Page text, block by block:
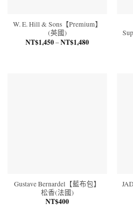
W. E. Hill & Sons【Premium】
(英國)
NT$1,450–NT$1,480價
Gustave Bernardel【藍布包】
松香(法國)
NT$400